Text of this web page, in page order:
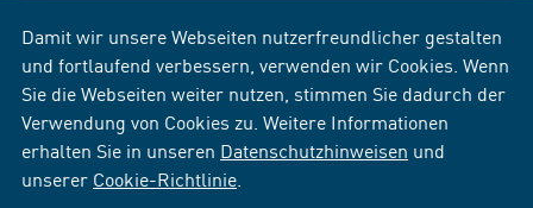
Damit wir unsere Webseiten nutzerfreundlicher gestalten
und fortlaufend verbessern, verwenden wir Cookies. Wenn
Sie die Webseiten weiter nutzen, stimmen Sie dadurch der
Verwendung von Cookies zu. Weitere Informationen
erhalten Sie in unseren Datenschutzhinweisen und
unserer Cookie-Richtlinie